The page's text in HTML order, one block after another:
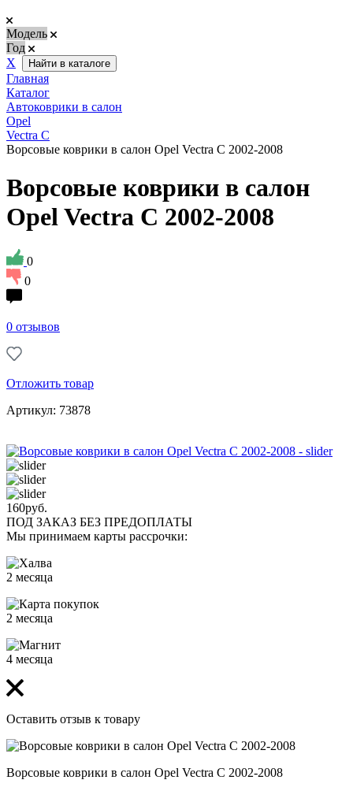
Модель
Год
Х
Найти в каталоге
Главная
Каталог
Автоковрики в салон
Opel
Vectra C
Ворсовые коврики в салон Opel Vectra C 2002-2008
Ворсовые коврики в салон
Opel Vectra C 2002-2008
0
0
0 отзывов
Отложить товар
Артикул: 73878
160руб.
ПОД ЗАКАЗ БЕЗ ПРЕДОПЛАТЫ
Мы принимаем карты рассрочки:
2 месяца
2 месяца
4 месяца
Оставить отзыв к товару
Ворсовые коврики в салон Opel Vectra C 2002-2008